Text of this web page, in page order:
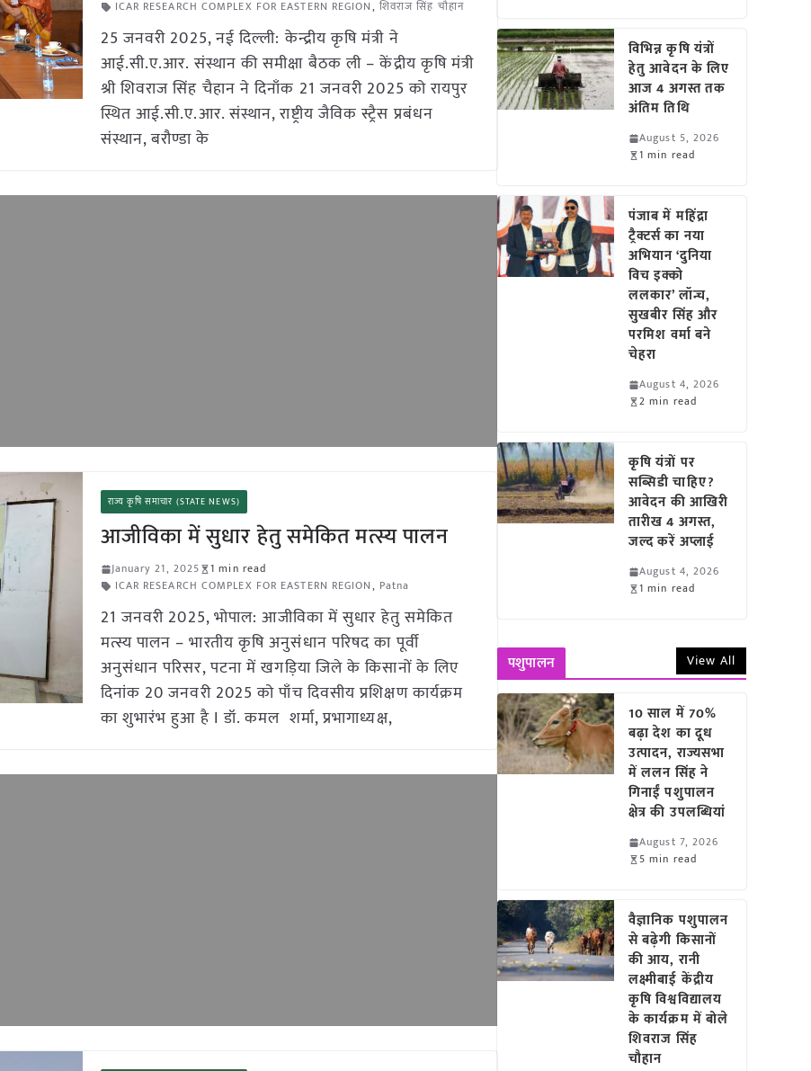
ICAR RESEARCH COMPLEX FOR EASTERN REGION, शिवराज सिंह चौहान
25 जनवरी 2025, नई दिल्ली: केन्द्रीय कृषि मंत्री ने
आई.सी.ए.आर. संस्थान की समीक्षा बैठक ली – केंद्रीय कृषि मंत्री
श्री शिवराज सिंह चैहान ने दिनाँक 21 जनवरी 2025 को रायपुर
स्थित आई.सी.ए.आर. संस्थान, राष्ट्रीय जैविक स्ट्रैस प्रबंधन
संस्थान, बरौण्डा के
राज्य कृषि समाचार (STATE NEWS)
आजीविका में सुधार हेतु समेकित मत्स्य पालन
January 21, 2025
1 min read
ICAR RESEARCH COMPLEX FOR EASTERN REGION, Patna
21 जनवरी 2025, भोपाल: आजीविका में सुधार हेतु समेकित
मत्स्य पालन – भारतीय कृषि अनुसंधान परिषद का पूर्वी
अनुसंधान परिसर, पटना में खगड़िया जिले के किसानों के लिए
दिनांक 20 जनवरी 2025 को पाँच दिवसीय प्रशिक्षण कार्यक्रम
का शुभारंभ हुआ है I डॉ. कमल शर्मा, प्रभागाध्यक्ष,
विभिन्न कृषि यंत्रों
हेतु आवेदन के लिए
आज 4 अगस्त तक
अंतिम तिथि
August 5, 2026
1 min read
पंजाब में महिंद्रा
ट्रैक्टर्स का नया
अभियान ‘दुनिया
विच इक्को
ललकार’ लॉन्च,
सुखबीर सिंह और
परमिश वर्मा बने
चेहरा
August 4, 2026
2 min read
कृषि यंत्रों पर
सब्सिडी चाहिए?
आवेदन की आखिरी
तारीख 4 अगस्त,
जल्द करें अप्लाई
August 4, 2026
1 min read
पशुपालन View All
10 साल में 70%
बढ़ा देश का दूध
उत्पादन, राज्यसभा
में ललन सिंह ने
गिनाईं पशुपालन
क्षेत्र की उपलब्धियां
August 7, 2026
5 min read
वैज्ञानिक पशुपालन
से बढ़ेगी किसानों
की आय, रानी
लक्ष्मीबाई केंद्रीय
कृषि विश्वविद्यालय
के कार्यक्रम में बोले
शिवराज सिंह
चौहान